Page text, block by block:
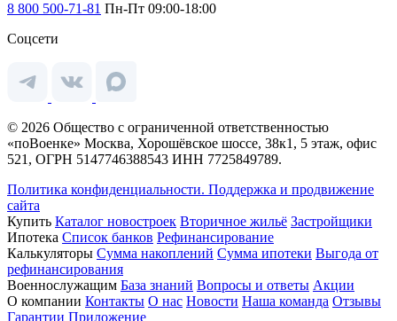
8 800 500-71-81 Пн-Пт 09:00-18:00
Соцсети
© 2026 Общество с ограниченной ответственностью
«поВоенке» Москва, Хорошёвское шоссе, 38к1, 5 этаж, офис
521, ОГРН 5147746388543 ИНН 7725849789.
Политика конфиденциальности. Поддержка и продвижение
сайта
Купить Каталог новостроек Вторичное жильё Застройщики
Ипотека Список банков Рефинансирование
Калькуляторы Сумма накоплений Сумма ипотеки Выгода от
рефинансирования
Военнослужащим База знаний Вопросы и ответы Акции
О компании Контакты О нас Новости Наша команда Отзывы
Гарантии Приложение